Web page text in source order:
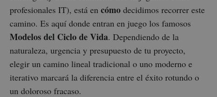
profesionales IT), está en cómo decidimos recorrer este
camino. Es aquí donde entran en juego los famosos
Modelos del Ciclo de Vida. Dependiendo de la
naturaleza, urgencia y presupuesto de tu proyecto,
elegir un camino lineal tradicional o uno moderno e
iterativo marcará la diferencia entre el éxito rotundo o
un doloroso fracaso.